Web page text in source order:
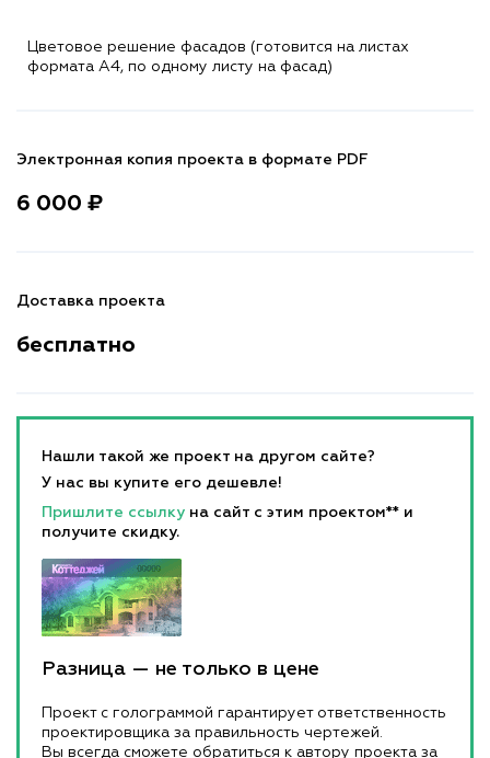
Цветовое решение фасадов (готовится на листах
формата A4, по одному листу на фасад)
Электронная копия проекта в формате PDF
6 000 ₽
Доставка проекта
бесплатно
Нашли такой же проект на другом сайте?
У нас вы купите его дешевле!
Пришлите ссылку на сайт с этим проектом** и
получите скидку.
Разница — не только в цене
Проект с голограммой гарантирует ответственность
проектировщика за правильность чертежей.
Вы всегда сможете обратиться к автору проекта за